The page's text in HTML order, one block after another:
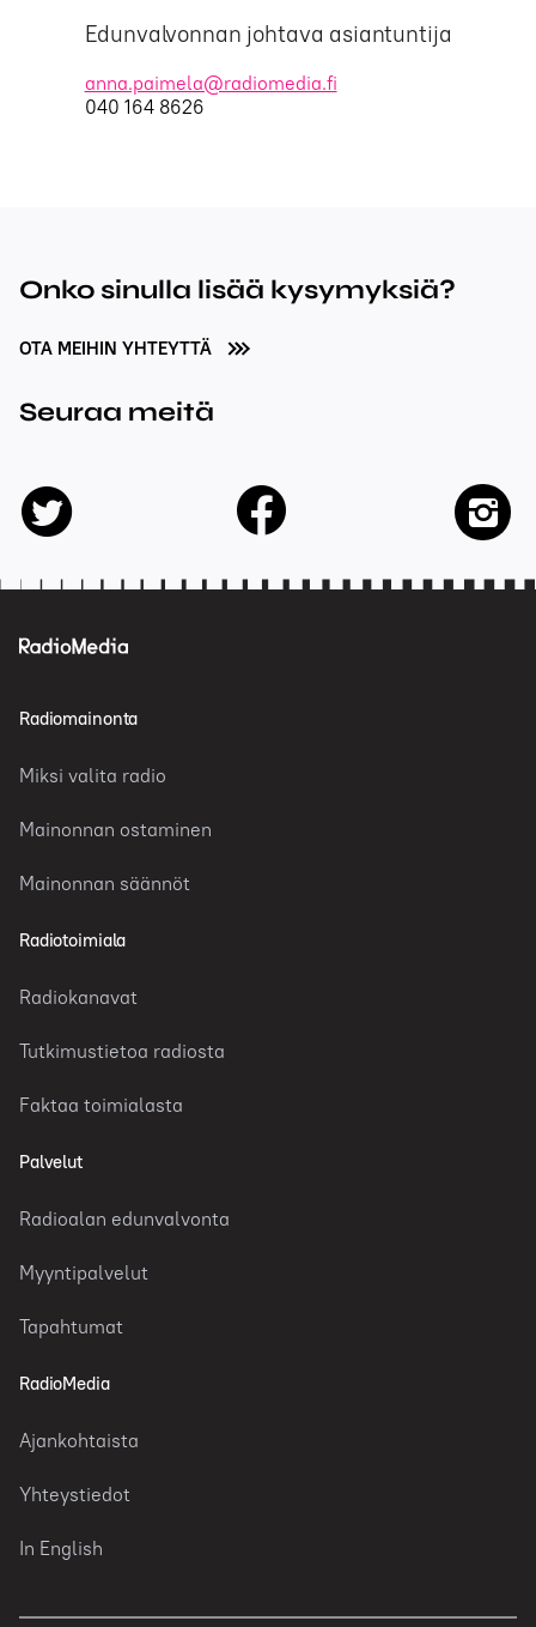
Edunvalvonnan johtava asiantuntija
anna.paimela@radiomedia.fi
040 164 8626
Onko sinulla lisää kysymyksiä?
OTA MEIHIN YHTEYTTÄ
Seuraa meitä
twitter facebook
Radiomainonta
Miksi valita radio
Mainonnan ostaminen
Mainonnan säännöt
Radiotoimiala
Radiokanavat
Tutkimustietoa radiosta
Faktaa toimialasta
Palvelut
Radioalan edunvalvonta
Myyntipalvelut
Tapahtumat
RadioMedia
Ajankohtaista
Yhteystiedot
In English